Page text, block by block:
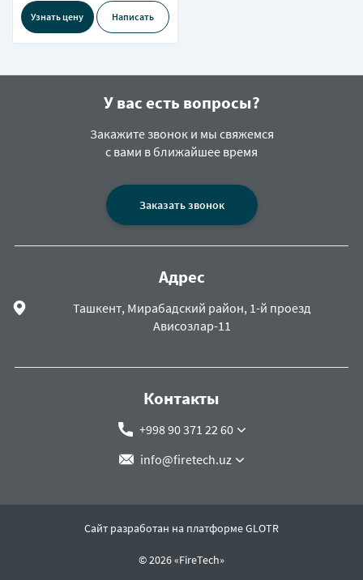
Узнать цену Написать
У вас есть вопросы?
Закажите звонок и мы свяжемся
с вами в ближайшее время
Заказать звонок
Адрес
Ташкент, Мирабадский район, 1-й проезд
Ависозлар-11
Контакты
+998 90 371 22 60
info@firetech.uz
Сайт разработан на платформе GLOTR
© 2026 «FireTech»